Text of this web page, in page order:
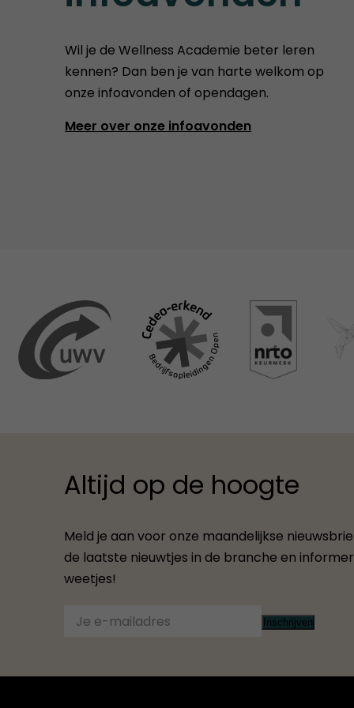
Wil je de Wellness Academie beter leren
kennen? Dan ben je van harte welkom op
onze infoavonden of opendagen.
Meer over onze infoavonden
Altijd op de hoogte
Meld je aan voor onze maandelijkse
de laatste nieuwtjes in de branche en
weetjes!
Inschrijven